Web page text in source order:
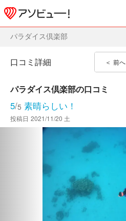
パラダイス倶楽部
前へ
口コミ詳細
パラダイス倶楽部の口コミ
5/5 素晴らしい！
投稿日 2021/11/20 土